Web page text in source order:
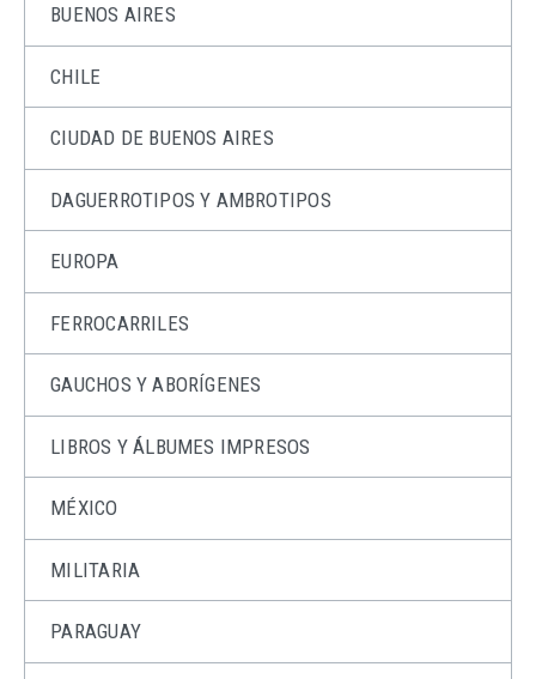
BUENOS AIRES
CHILE
CIUDAD DE BUENOS AIRES
DAGUERROTIPOS Y AMBROTIPOS
EUROPA
FERROCARRILES
GAUCHOS Y ABORÍGENES
LIBROS Y ÁLBUMES IMPRESOS
MÉXICO
MILITARIA
PARAGUAY